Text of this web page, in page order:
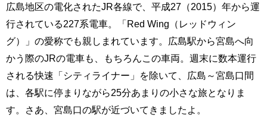
広島地区の電化されたJR各線で、平成27（2015）年から運
行されている227系電車。「Red Wing（レッドウィン
グ）」の愛称でも親しまれています。広島駅から宮島へ向
かう際のJRの電車も、もちろんこの車両。週末に数本運行
される快速「シティライナー」を除いて、広島～宮島口間
は、各駅に停まりながら25分あまりの小さな旅となりま
す。さあ、宮島口の駅が近づいてきましたよ。